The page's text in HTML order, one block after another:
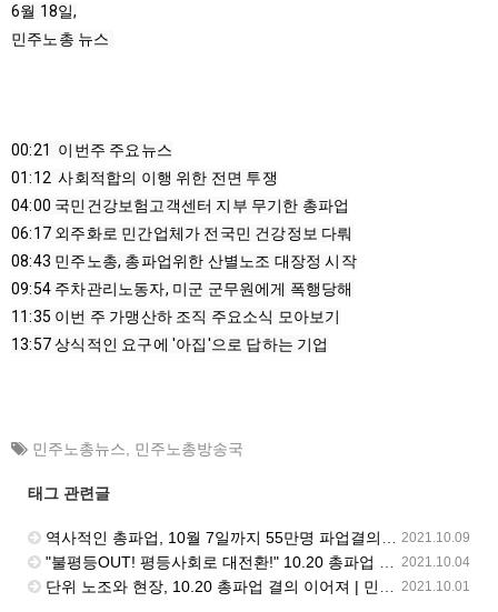
6월 18일,
민주노총 뉴스
00:21
01:12
04:00
06:17
08:43
민주노총, 총파업위한 산별노조 대장정 시작
09:54
11:35
13:57 상식적인 요구에 '아집'으로 답하는 기업
민주노총뉴스 민주노총방송국
태그 관련글
2021.10.09
역사적인 총파업, 10월 7일까지 55만명 파업결의 | 민주노총 뉴스 | 2021.10.08
2021.10.04
"불평등OUT! 평등사회로 대전환!" 10.20 총파업 결의대회 열려 | 민주노총 뉴스 | 2021.10.01
2021.10.01
단위 노조와 현장, 10.20 총파업 결의 이어져 | 민주노총 뉴스 | 2021.9.17